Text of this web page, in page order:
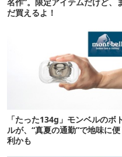
だ買えるよ！
「たった134g」モンベルのボ
ルが、“真夏の通勤”で地味に便
利かも